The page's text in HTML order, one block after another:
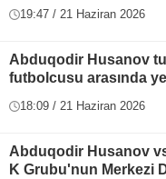
19:47 / 21 Haziran 2026
Abduqodir Husanov
futbolcusu arasında
18:09 / 21 Haziran 2026
Abduqodir Husanov
K Grubu'nun Merkezi